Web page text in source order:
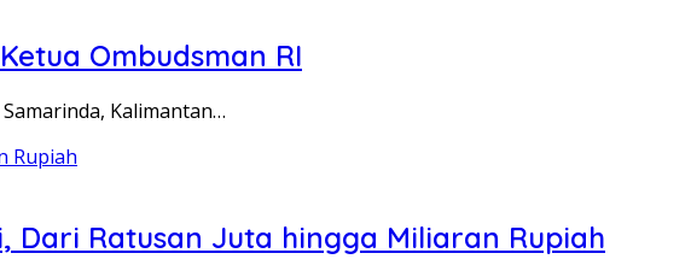
Ombudsman RI
Kalimantan…
Dari Ratusan Juta hingga Miliaran Rupiah